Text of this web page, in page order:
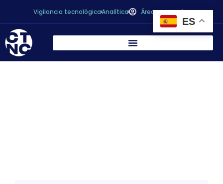
Vigilancia tecnológicaAnalítica Área personal
ES